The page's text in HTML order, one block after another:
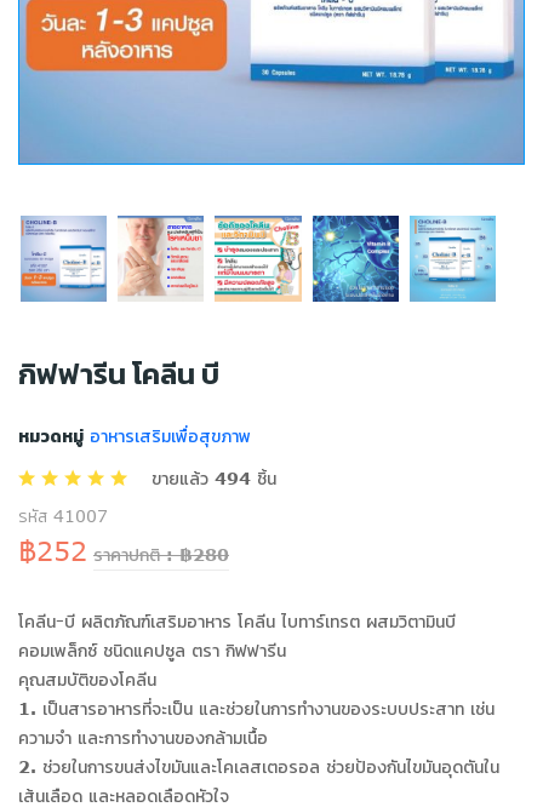
กิฟฟารีน โคลีน บี
หมวดหมู่ อาหารเสริมเพื่อสุขภาพ
ขายแล้ว 494 ชิ้น
รหัส 41007
฿252 ราคาปกติ : ฿280
โคลีน-บี ผลิตภัณฑ์เสริมอาหาร โคลีน ไบทาร์เทรต ผสมวิตามินบี
คอมเพล็กซ์ ชนิดแคปซูล ตรา กิฟฟารีน
คุณสมบัติของโคลีน
1. เป็นสารอาหารที่จะเป็น และช่วยในการทำงานของระบบประสาท เช่น
ความจำ และการทำงานของกล้ามเนื้อ
2. ช่วยในการขนส่งไขมันและโคเลสเตอรอล ช่วยป้องกันไขมันอุดตันใน
เส้นเลือด และหลอดเลือดหัวใจ